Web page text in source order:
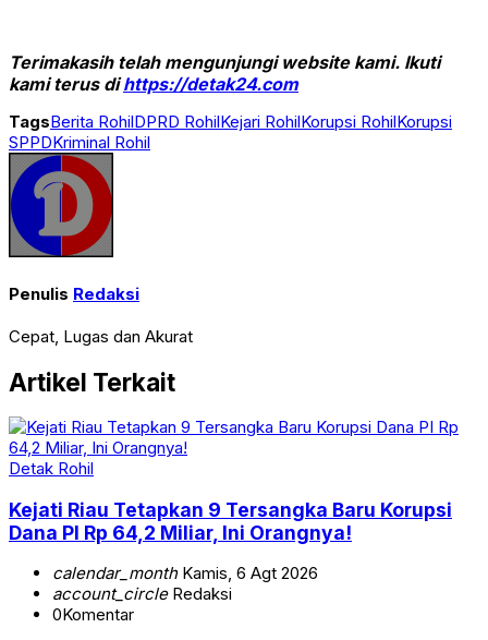
Terimakasih telah mengunjungi website kami. Ikuti
kami terus dihttps://detak24.com
TagsBerita RohilDPRD RohilKejari RohilKorupsi RohilKorupsi
SPPDKriminal Rohil
Penulis Redaksi
Cepat, Lugas dan Akurat
Artikel Terkait
Detak Rohil
Kejati Riau Tetapkan 9 Tersangka Baru Korupsi
Dana PI Rp 64,2 Miliar, Ini Orangnya!
calendar_monthKamis, 6 Agt 2026
account_circleRedaksi
0Komentar